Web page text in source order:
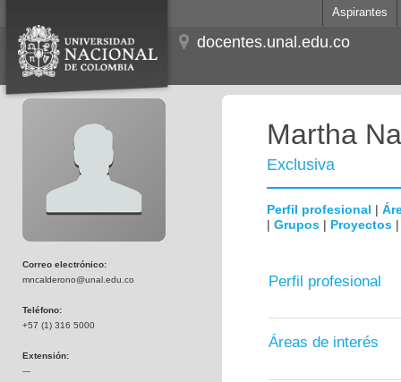
Aspirantes
docentes.unal.edu.co
Correo electrónico:
mncalderono@unal.edu.co
Teléfono:
+57 (1) 316 5000
Extensión:
---
Martha
Exclusiva
Perfil profesional |
| Grupos | Proyectos
Perfil profesional
Áreas de interés